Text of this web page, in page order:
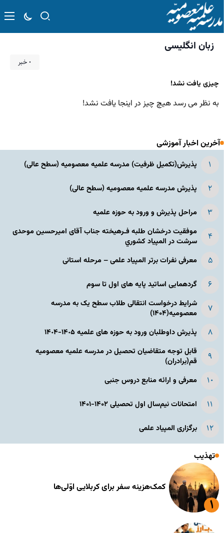
زبان انگلیسی
۰ خبر
چیزی یافت نشد!
به نظر می رسد هیچ چیز در اینجا یافت نشد!
آخرین اخبار آموزشی
پذیرش(تکمیل ظرفیت) مدرسه علمیه معصومیه‌ (سطح عالی)
پذیرش مدرسه علمیه معصومیه‌ (سطح عالی)
مراحل پذیرش و ورود به حوزه علمیه
موفقیت درخشان طلبه فـرهیخته جناب آقای امیرحسین موحدی
سرشت در المپياد كشوري
معرفی نفرات برتر المپیاد علمی – مرحله استانی
گردهمایی اساتید پایه های اول تا سوم
شرایط درخواست انتقالی طلاب سطح یک به مدرسه
معصومیه(۱۴۰۴)
پذیرش داوطلبان ورود به حوزه های علمیه ١۴٠۵-١۴٠۴
قابل توجه متقاضیان تحصیل در مدرسه علمیه معصومیه
قم(برادران)
معرفی و ارائه منابع دروس جنبی
امتحانات نیم‌سال اول تحصیلی ۱۴۰۲-۱۴۰۱
برگزاری المپیاد علمی
تهذیب
کمک‌هزینه سفر برای کربلایی اوّلی‌ها